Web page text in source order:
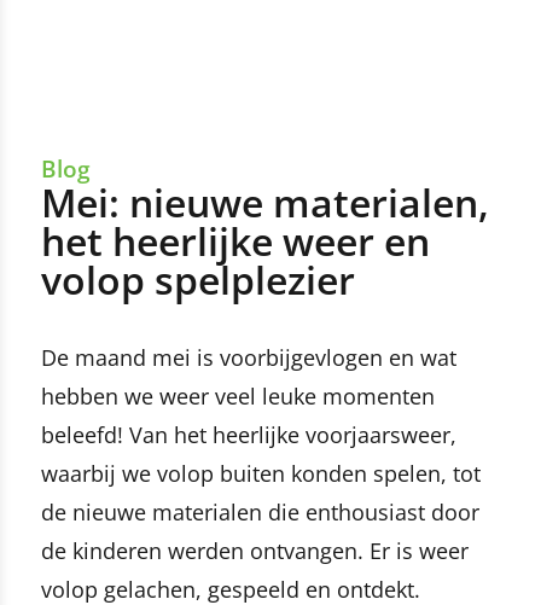
Blog
Mei: nieuwe materialen,
het heerlijke weer en
volop spelplezier
De maand mei is voorbijgevlogen en wat
hebben we weer veel leuke momenten
beleefd! Van het heerlijke voorjaarsweer,
waarbij we volop buiten konden spelen, tot
de nieuwe materialen die enthousiast door
de kinderen werden ontvangen. Er is weer
volop gelachen, gespeeld en ontdekt.